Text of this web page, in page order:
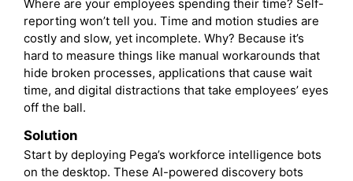
Where are your employees spending their time? Self-
reporting won’t tell you. Time and motion studies are
costly and slow, yet incomplete. Why? Because it’s
hard to measure things like manual workarounds that
hide broken processes, applications that cause wait
time, and digital distractions that take employees’ eyes
off the ball.
Solution
Start by deploying Pega’s workforce intelligence bots
on the desktop. These AI-powered discovery bots